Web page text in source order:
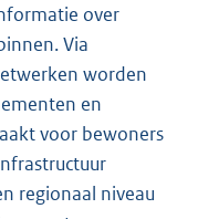
over
Via
worden
en
voor bewoners
regionaal niveau